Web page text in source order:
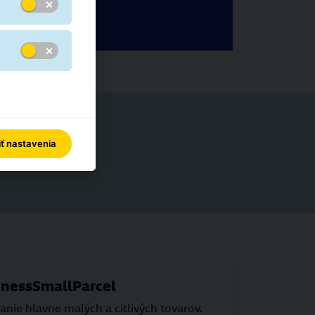
hlavne malých a citlivých tovarov.
nastavenia